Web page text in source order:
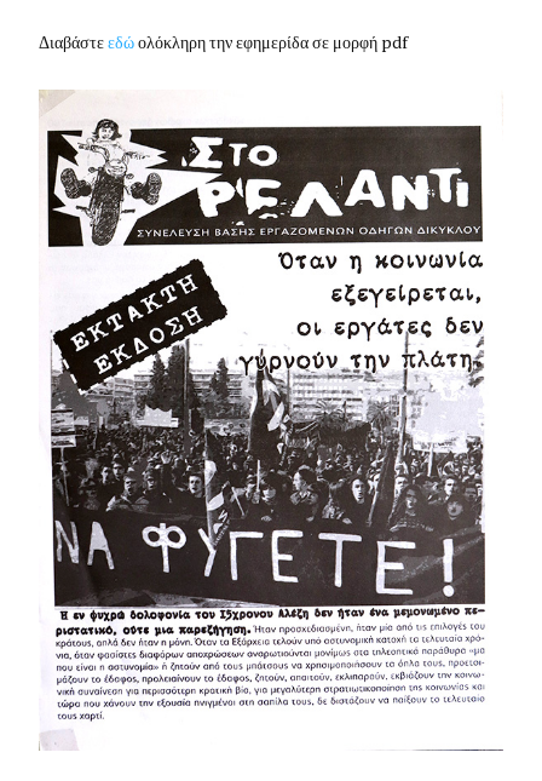
Διαβάστεεδώολόκληρη την εφημερίδα σε μορφή pdf